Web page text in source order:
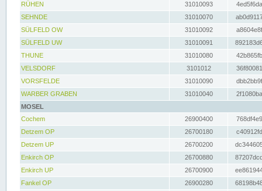
RÜHEN
31010093
SEHNDE
31010070
SÜLFELD OW
31010092
SÜLFELD UW
31010091
THUNE
31010080
VELSDORF
3101012
VORSFELDE
31010090
WARBER GRABEN
31010040
MOSEL
Cochem
26900400
Detzem OP
26700180
Detzem UP
26700200
Enkirch OP
26700880
Enkirch UP
26700900
Fankel OP
26900280